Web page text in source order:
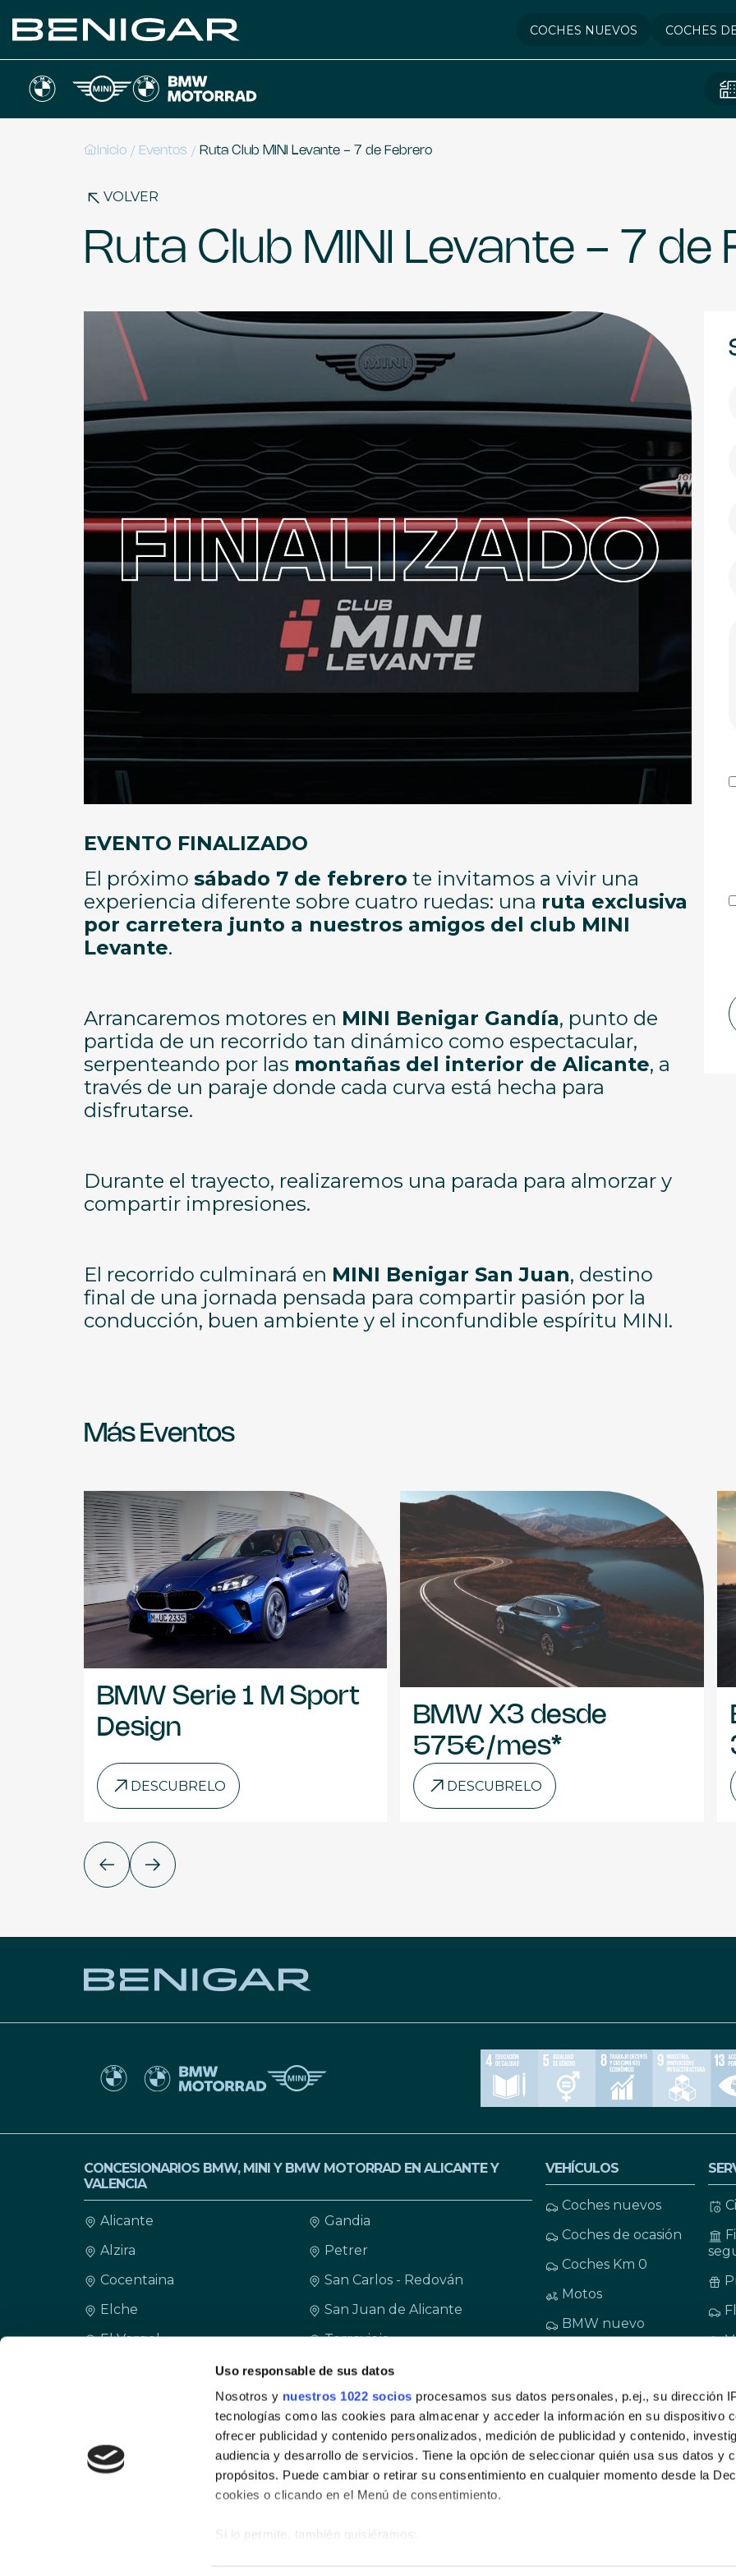
Uso responsable de sus datos
Nosotros y nuestros 1022 socios procesamos sus datos personales, p.ej., su dirección
tecnologías como las cookies para almacenar y acceder la información en su dispositivo
ofrecer publicidad y contenido personalizados, medición de publicidad y contenido,
audiencia y desarrollo de servicios. Tiene la opción de seleccionar quién usa sus datos y
propósitos. Puede cambiar o retirar su consentimiento en cualquier momento desde la
cookies o clicando en el Menú de consentimiento.
Si lo permite, también quisiéramos:
COCHES NUEVOS COCHES
Inicio / Eventos / Ruta Club MINI Levante - 7 de Febrero
VOLVER
Ruta Club MINI Levante - 7 de
EVENTO FINALIZADO
El próximo sábado 7 de febrero te invitamos a vivir una
experiencia diferente sobre cuatro ruedas: una ruta exclusiva
por carretera junto a nuestros amigos del club MINI
Levante.
Arrancaremos motores en MINI Benigar Gandía, punto de
partida de un recorrido tan dinámico como espectacular,
serpenteando por las montañas del interior de Alicante, a
través de un paraje donde cada curva está hecha para
disfrutarse.
Durante el trayecto, realizaremos una parada para almorzar y
compartir impresiones.
El recorrido culminará en MINI Benigar San Juan, destino
final de una jornada pensada para compartir pasión por la
conducción, buen ambiente y el inconfundible espíritu MINI.
Más Eventos
BMW Serie 1 M Sport
Design
DESCUBRELO
BMW X3 desde
575€/mes*
DESCUBRELO
CONCESIONARIOS BMW, MINI Y BMW MOTORRAD EN ALICANTE Y
VALENCIA
Alicante
Alzira
Cocentaina
Elche
El Vergel
Gandia
Petrer
San Carlos - Redován
San Juan de Alicante
Torrevieja
VEHÍCULOS
Coches nuevos
Coches de ocasión
Coches Km 0
Motos
BMW nuevo
KM0
MINI de ocasión y
KM0
BMW Motorrad
App